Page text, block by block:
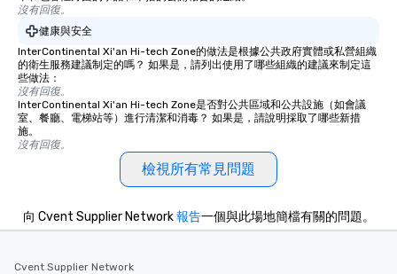
沒有回復。
健康與安全
InterContinental Xi'an Hi-tech Zone的做法是根據公共政府實體或私營組織
的衛生服務建議制定的嗎？ 如果是，請列出使用了哪些組織的建議來制定這
些做法：
沒有回復。
InterContinental Xi'an Hi-tech Zone是否對公共區域和公共設施（如會議
室、餐廳、電梯站等）進行清潔和消毒？ 如果是，請說明採取了哪些新措
施。
沒有回復。
檢視所有常見問題
向 Cvent Supplier Network報告一個與此場地簡檔有關的問題。
Cvent Supplier Network